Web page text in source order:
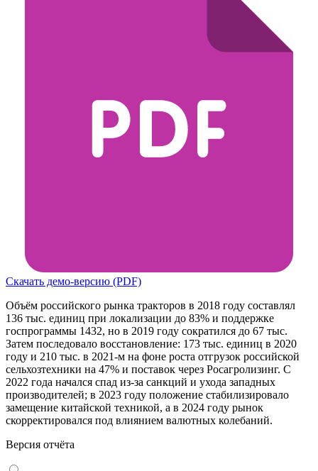
Скачать демо-версию (PDF)
Объём российского рынка тракторов в 2018 году составлял
136 тыс. единиц при локализации до 83% и поддержке
госпрограммы 1432, но в 2019 году сократился до 67 тыс.
Затем последовало восстановление: 173 тыс. единиц в 2020
году и 210 тыс. в 2021-м на фоне роста отгрузок российской
сельхозтехники на 47% и поставок через Росагролизинг. С
2022 года начался спад из-за санкций и ухода западных
производителей; в 2023 году положение стабилизировало
замещение китайской техникой, а в 2024 году рынок
скорректировался под влиянием валютных колебаний.
Версия отчёта